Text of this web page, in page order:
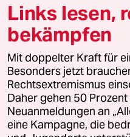
Themen
Hitze
Landtagswahl in Sachsen-
Links lesen,
bekämpfen
Mit doppelter Kraft für
Besonders jetzt
Rechtsextremismus
Daher gehen 50
Neuanmeldungen an
eine Kampagne, die